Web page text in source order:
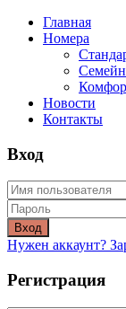
Главная
Номера
Новости
Контакты
Вход
Вход
Нужен аккаунт?
Регистрация